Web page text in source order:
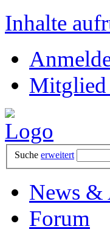
Inhalte
Mitglied
Suche erweitert
News &
Forum